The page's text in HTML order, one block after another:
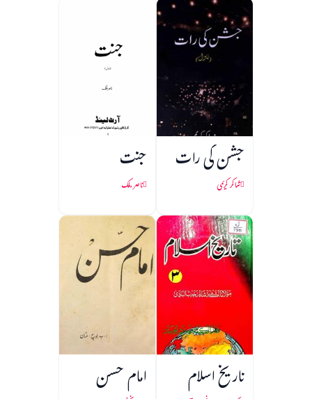
جشن کی رات
شاکر کریمی
جنت
ناصر ملک
تاریخ اسلام امام حسن